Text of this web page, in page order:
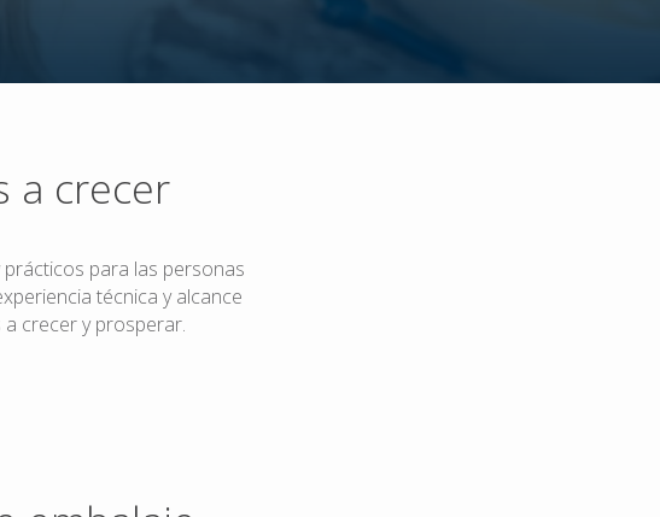
a crecer
para las personas
técnica y alcance
crecer y prosperar.